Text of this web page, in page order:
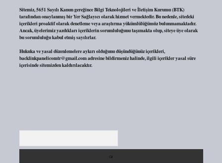
Sitemiz, 5651 Sayılı Kanun gereğince Bilgi Teknolojileri ve İletişim Kurumu (BTK)
tarafından onaylanmış bir Yer Sağlayıcı olarak hizmet vermektedir. Bu nedenle, sitedeki
içerikleri proaktif olarak denetleme veya araştırma yükümlülüğümüz bulunmamaktadır.
Ancak, üyelerimiz yazdıkları içeriklerin sorumluluğunu taşımakta olup, siteye üye olarak
bu sorumluluğu kabul etmiş sayılırlar.
Hukuka ve yasal düzenlemelere aykırı olduğunu düşündüğünüz içerikleri,
backlinkpanelicomtr@gmail.comadresine bildirmeniz halinde, ilgili içerikler yasal süre
içerisinde sitemizden kaldırılacaktır.